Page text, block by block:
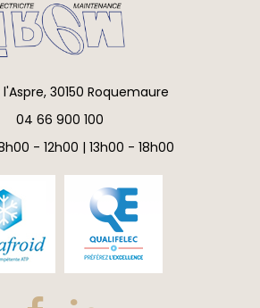
30150 Roquemaure
04 66 900 100
- 12h00 | 13h00 - 18h00